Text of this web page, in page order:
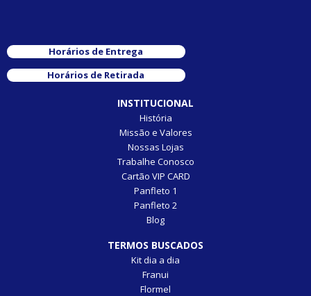
Horários de Entrega
Horários de Retirada
INSTITUCIONAL
História
Missão e Valores
Nossas Lojas
Trabalhe Conosco
Cartão VIP CARD
Panfleto 1
Panfleto 2
Blog
TERMOS BUSCADOS
Kit dia a dia
Franui
Flormel